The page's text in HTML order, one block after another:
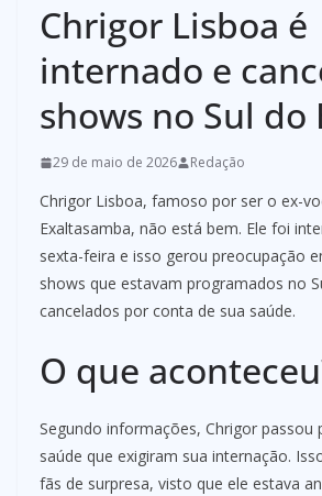
Chrigor Lisboa é
internado e
shows no Sul do
29 de maio de 2026 Redação
Chrigor Lisboa, famoso por ser o ex-
Exaltasamba, não está bem. Ele foi
sexta-feira e isso gerou preocupação
shows que estavam programados no
cancelados por conta de sua saúde.
O que
Segundo informações, Chrigor passou
saúde que exigiram sua internação.
fãs de surpresa, visto que ele estava